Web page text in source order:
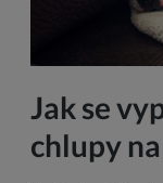
Jak se
chlupy